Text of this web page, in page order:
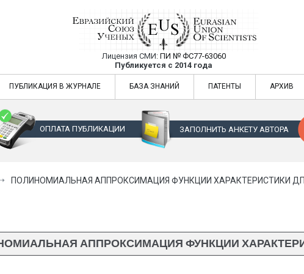
Евразийский Союз Ученых —
Лицензия СМИ: ПИ № ФС77-63060
Публикуется с 2014 года
Евразийский Союз Ученых — публикация научных статей в
ПУБЛИКАЦИЯ В ЖУРНАЛЕ БАЗА ЗНАНИЙ ПАТЕНТЫ АРХИВ
ОПЛАТА ПУБЛИКАЦИИ ЗАПОЛНИТЬ АНКЕТУ АВТОРА
ПОЛИНОМИАЛЬНАЯ АППРОКСИМАЦИЯ ФУНКЦИИ ХАРАКТЕРИСТИКИ
АППРОКСИМАЦИЯ ФУНКЦИИ